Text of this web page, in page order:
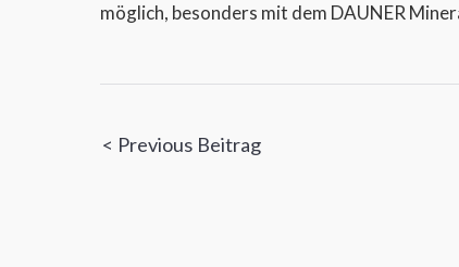
möglich, besonders mit dem DAUNER
< Previous Beitrag